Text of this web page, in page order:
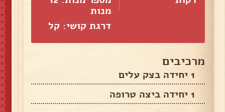
מנות
דרגת קושי: קל
מרכיבים
1 יחידה בצק עלים
1 יחידה ביצה טרופה